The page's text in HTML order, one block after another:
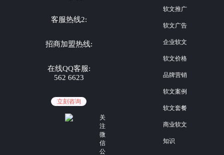
客服热线2:
招商加盟热线:
在线QQ客服:
562 6623
立刻咨询
关
注
微
信
公
软文推广
软文广告
企业软文
软文价格
品牌营销
软文案例
软文套餐
商业软文
知识